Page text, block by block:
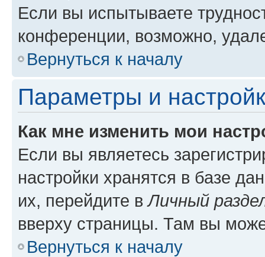
Если вы испытываете
конференции, возможно,
Вернуться к началу
Параметры и
Как мне изменить мои
Если вы являетесь
настройки хранятся в базе
их, перейдите вЛичный
вверху страницы. Там вы
Вернуться к началу